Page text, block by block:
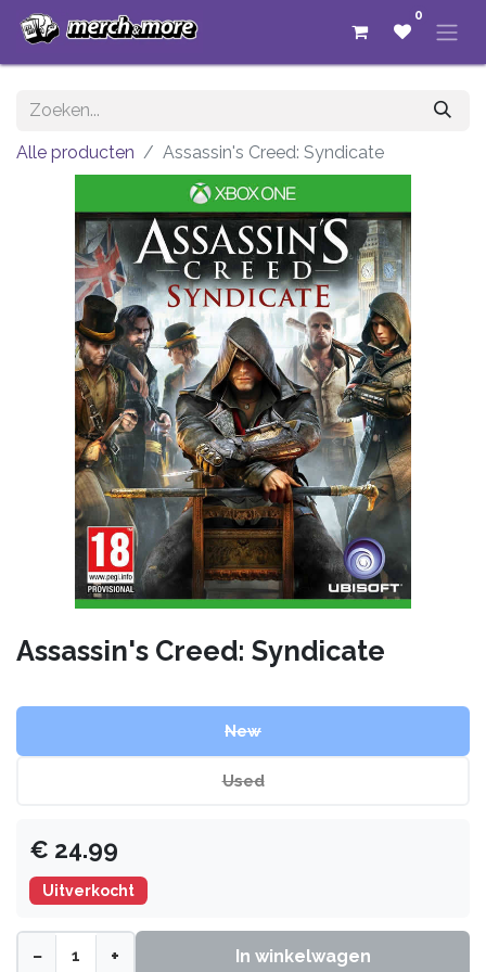
0
Alle producten Assassin's Creed: Syndicate
Assassin's Creed: Syndicate
New
Used
€ 24.99
Uitverkocht
− + In winkelwagen